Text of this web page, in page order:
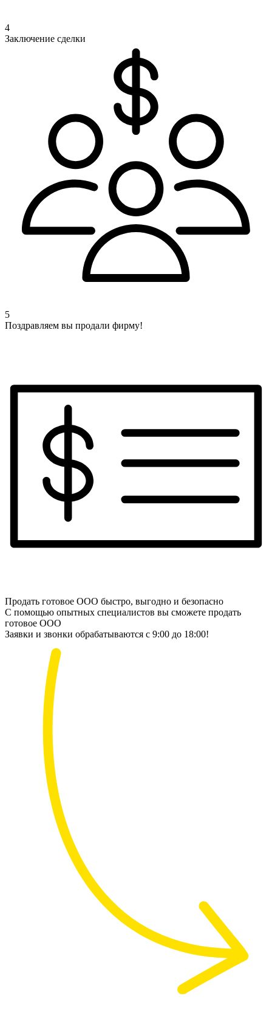
4
Заключение сделки
5
Поздравляем вы продали фирму!
Продать готовое ООО быстро, выгодно и безопасно
С помощью опытных специалистов вы сможете продать
готовое ООО
Заявки и звонки обрабатываются с 9:00 до 18:00!